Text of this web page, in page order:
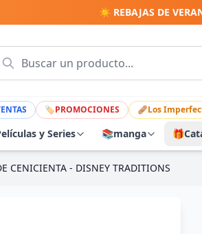
☀️ REBAJAS DE
🏷PROMOCIONES 🩹Los
y Series 📚manga 🎁
CENICIENTA - DISNEY TRADITIONS